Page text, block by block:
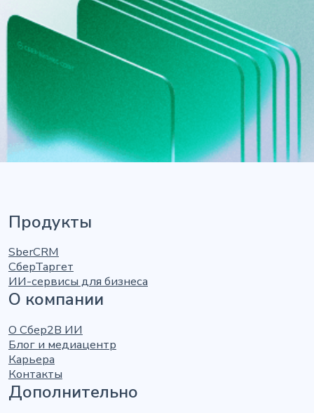
Продукты
SberCRM
СберТаргет
ИИ-сервисы для бизнеса
О компании
О Сбер2В ИИ
Блог и медиацентр
Карьера
Контакты
Дополнительно